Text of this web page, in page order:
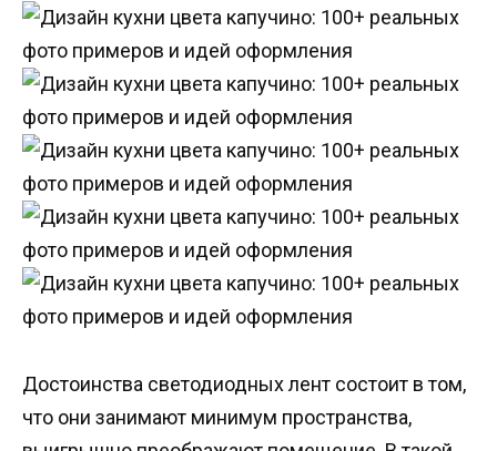
Достоинства светодиодных лент состоит в том,
что они занимают минимум пространства,